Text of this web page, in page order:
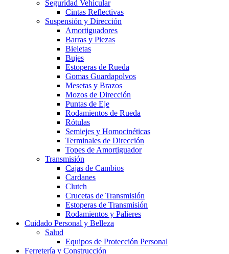
Seguridad Vehicular
Cintas Reflectivas
Suspensión y Dirección
Amortiguadores
Barras y Piezas
Bieletas
Bujes
Estoperas de Rueda
Gomas Guardapolvos
Mesetas y Brazos
Mozos de Dirección
Puntas de Eje
Rodamientos de Rueda
Rótulas
Semiejes y Homocinéticas
Terminales de Dirección
Topes de Amortiguador
Transmisión
Cajas de Cambios
Cardanes
Clutch
Crucetas de Transmisión
Estoperas de Transmisión
Rodamientos y Palieres
Cuidado Personal y Belleza
Salud
Equipos de Protección Personal
Ferretería y Construcción